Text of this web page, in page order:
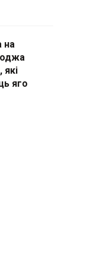
на
які
яго